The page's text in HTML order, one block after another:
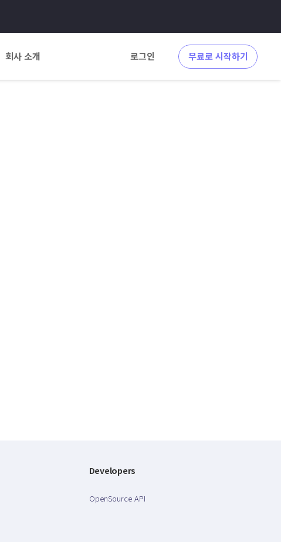
회사 소개 로그인 무료로 시작하기
Developers
OpenSource API